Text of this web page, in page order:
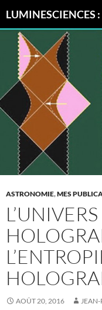
CONTENU
ASTRONOMIE,MES
L’UNIVERS
AOÛT 20, 2016 JEAN-